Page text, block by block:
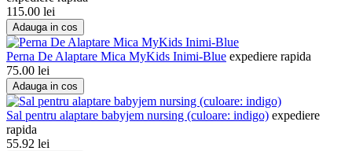
115.00 lei
Adauga in cos
Perna De Alaptare Mica MyKids Inimi-Blue expediere rapida
75.00 lei
Adauga in cos
Sal pentru alaptare babyjem nursing (culoare: indigo) expediere
rapida
55.92 lei